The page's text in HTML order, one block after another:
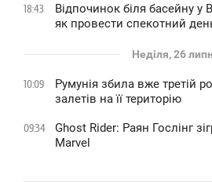
18:43
Відпочинок біля басейну у
як провести спекотний
Неділя, 26
10:09
Румунія збила вже третій
залетів на її територію
09:34
Ghost Rider: Раян Гослінг
Marvel